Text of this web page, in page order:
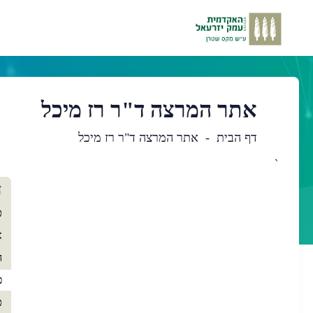
אתר המרצה ד"ר רז מיכל
דף הבית אתר המרצה ד"ר רז מיכל
`